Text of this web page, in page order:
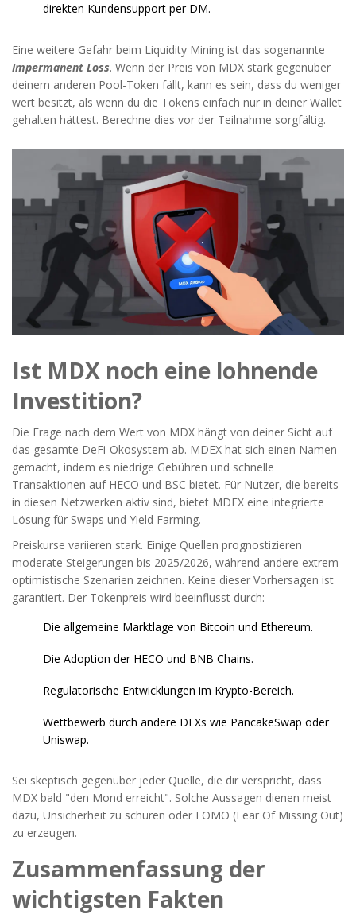
direkten Kundensupport per DM.
Eine weitere Gefahr beim Liquidity Mining ist das sogenannte
Impermanent Loss. Wenn der Preis von MDX stark gegenüber
deinem anderen Pool-Token fällt, kann es sein, dass du weniger
wert besitzt, als wenn du die Tokens einfach nur in deiner Wallet
gehalten hättest. Berechne dies vor der Teilnahme sorgfältig.
Ist MDX noch eine lohnende
Investition?
Die Frage nach dem Wert von MDX hängt von deiner Sicht auf
das gesamte DeFi-Ökosystem ab. MDEX hat sich einen Namen
gemacht, indem es niedrige Gebühren und schnelle
Transaktionen auf HECO und BSC bietet. Für Nutzer, die bereits
in diesen Netzwerken aktiv sind, bietet MDEX eine integrierte
Lösung für Swaps und Yield Farming.
Preiskurse variieren stark. Einige Quellen prognostizieren
moderate Steigerungen bis 2025/2026, während andere extrem
optimistische Szenarien zeichnen. Keine dieser Vorhersagen ist
garantiert. Der Tokenpreis wird beeinflusst durch:
Die allgemeine Marktlage von Bitcoin und Ethereum.
Die Adoption der HECO und BNB Chains.
Regulatorische Entwicklungen im Krypto-Bereich.
Wettbewerb durch andere DEXs wie PancakeSwap oder
Uniswap.
Sei skeptisch gegenüber jeder Quelle, die dir verspricht, dass
MDX bald "den Mond erreicht". Solche Aussagen dienen meist
dazu, Unsicherheit zu schüren oder FOMO (Fear Of Missing Out)
zu erzeugen.
Zusammenfassung der
wichtigsten Fakten